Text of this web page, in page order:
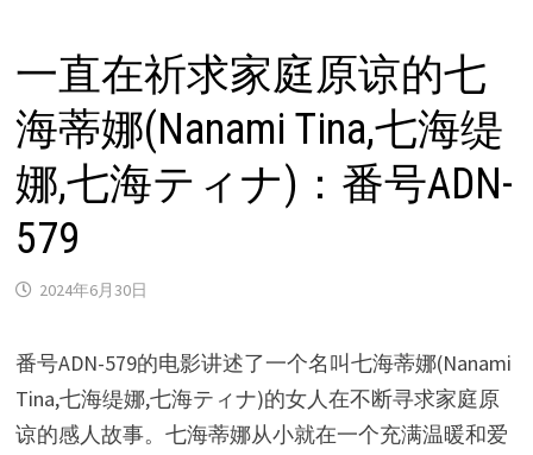
一直在祈求家庭原谅的七
海蒂娜(Nanami Tina,七海缇
娜,七海ティナ)：番号ADN-
579
2024年6月30日
番号ADN-579的电影讲述了一个名叫七海蒂娜(Nanami
Tina,七海缇娜,七海ティナ)的女人在不断寻求家庭原
谅的感人故事。七海蒂娜从小就在一个充满温暖和爱